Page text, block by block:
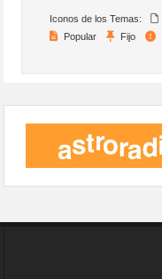
Iconos de los Temas:
Popular
Fijo